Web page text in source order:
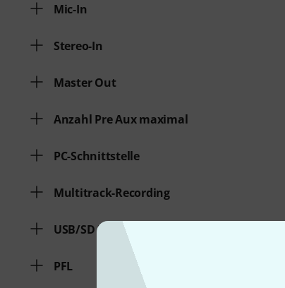
Mic-In
Stereo-In
Master Out
Anzahl Pre Aux maximal
PC-Schnittstelle
Multitrack-Recording
USB/SD Direct Record
PFL